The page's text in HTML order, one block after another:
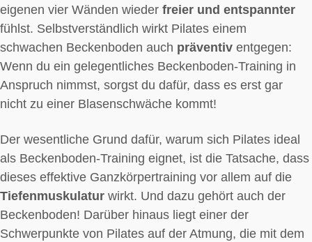
eigenen vier Wänden wieder freier und entspannter
fühlst. Selbstverständlich wirkt Pilates einem
schwachen Beckenboden auch präventiv entgegen:
Wenn du ein gelegentliches Beckenboden-Training in
Anspruch nimmst, sorgst du dafür, dass es erst gar
nicht zu einer Blasenschwäche kommt!
Der wesentliche Grund dafür, warum sich Pilates ideal
als Beckenboden-Training eignet, ist die Tatsache, dass
dieses effektive Ganzkörpertraining vor allem auf die
Tiefenmuskulatur wirkt. Und dazu gehört auch der
Beckenboden! Darüber hinaus liegt einer der
Schwerpunkte von Pilates auf der Atmung, die mit dem